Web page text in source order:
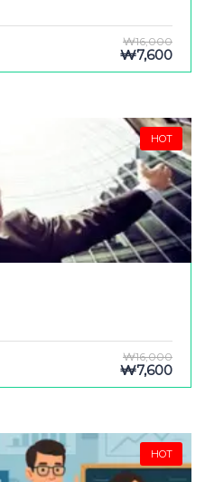
₩16,000
₩7,600
HOT
₩16,000
₩7,600
HOT